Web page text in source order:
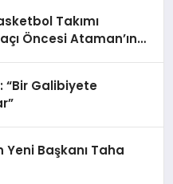
Takımı
Öncesi Ataman’ın
“Bir Galibiyete
Başkanı Taha